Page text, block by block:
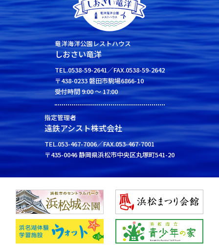
竜洋海洋公園レストハウス
しおさい竜洋
TEL.0538-59-2641／FAX.0538-59-2642
〒438-0233 磐田市駒場6866-10
受付時間 9:00 ～ 17:00
指定管理者
遠鉄アシスト株式会社
TEL.053-467-7006／FAX.053-467-7001
〒435-0046 静岡県浜松市中央区丸塚町541-20